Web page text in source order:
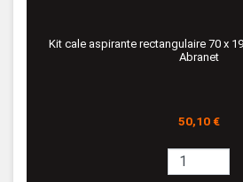
Kit cale aspirante rectangulaire 70 x
Abranet
Prix
50,10 €